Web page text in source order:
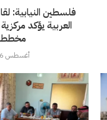
فلسطين النيابية:
العربية يؤكد
أغسطس 6, 2026